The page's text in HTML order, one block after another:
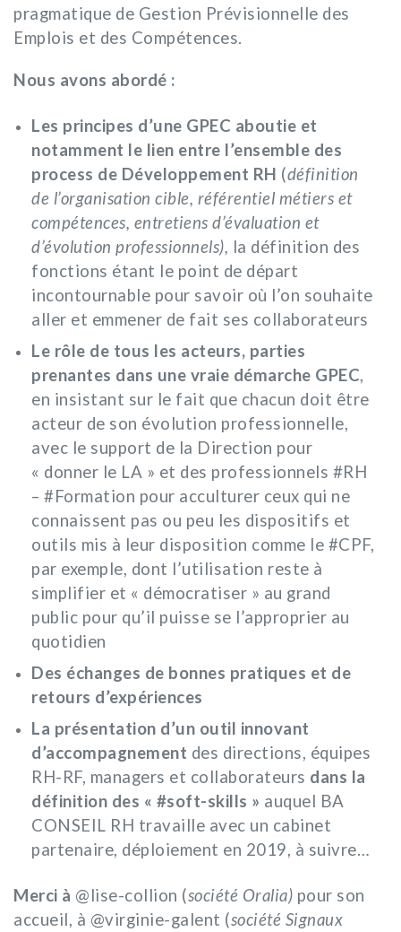
pragmatique de Gestion Prévisionnelle des
Emplois et des Compétences.
Nous avons abordé :
Les principes d’une GPEC aboutie et
notamment le lien entre l’ensemble des
process de Développement RH (définition
de l’organisation cible, référentiel métiers et
compétences, entretiens d’évaluation et
d’évolution professionnels), la définition des
fonctions étant le point de départ
incontournable pour savoir où l’on souhaite
aller et emmener de fait ses collaborateurs
Le rôle de tous les acteurs, parties
prenantes dans une vraie démarche GPEC,
en insistant sur le fait que chacun doit être
acteur de son évolution professionnelle,
avec le support de la Direction pour
« donner le LA » et des professionnels #RH
– #Formation pour acculturer ceux qui ne
connaissent pas ou peu les dispositifs et
outils mis à leur disposition comme le #CPF,
par exemple, dont l’utilisation reste à
simplifier et « démocratiser » au grand
public pour qu’il puisse se l’approprier au
quotidien
Des échanges de bonnes pratiques et de
retours d’expériences
La présentation d’un outil innovant
d’accompagnement des directions, équipes
RH-RF, managers et collaborateurs dans la
définition des « #soft-skills » auquel BA
CONSEIL RH travaille avec un cabinet
partenaire, déploiement en 2019, à suivre…
Merci à @lise-collion (société Oralia) pour son
accueil, à @virginie-galent (société Signaux